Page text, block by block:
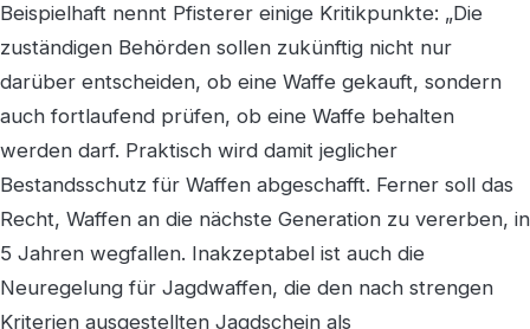
Beispielhaft nennt Pfisterer einige Kritikpunkte: „Die
zuständigen Behörden sollen zukünftig nicht nur
darüber entscheiden, ob eine Waffe gekauft, sondern
auch fortlaufend prüfen, ob eine Waffe behalten
werden darf. Praktisch wird damit jeglicher
Bestandsschutz für Waffen abgeschafft. Ferner soll das
Recht, Waffen an die nächste Generation zu vererben, in
5 Jahren wegfallen. Inakzeptabel ist auch die
Neuregelung für Jagdwaffen, die den nach strengen
Kriterien ausgestellten Jagdschein als